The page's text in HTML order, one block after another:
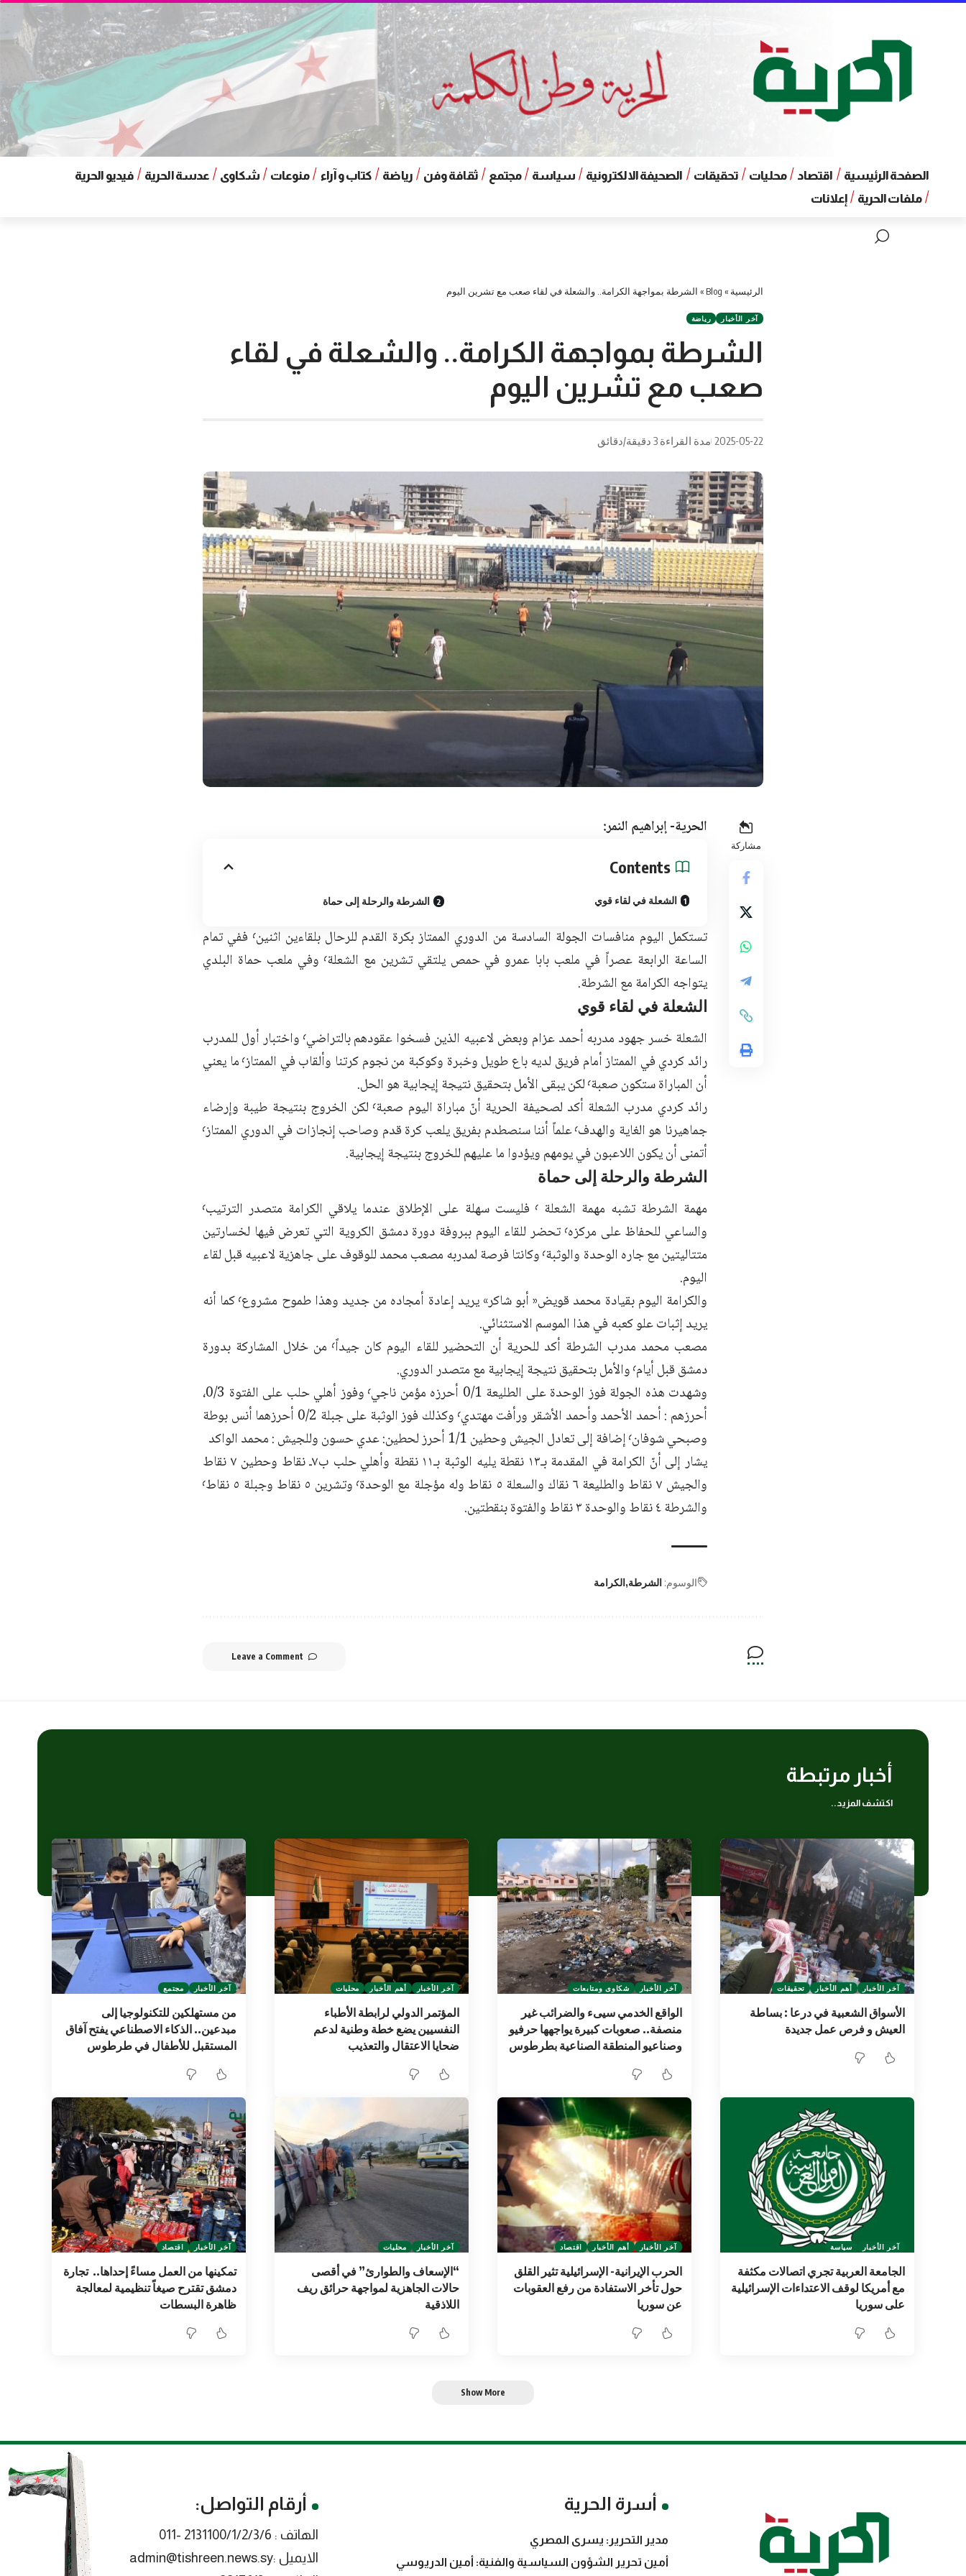
الصفحة الرئيسية اقتصاد محليات تحقيقات الصحيفة الالكترونية سياسة مجتمع ثقافة وفن رياضة كتاب و آراء منوعات شكاوى عدسة الحرية
فيديو الحرية
ملفات الحرية
إعلانات
الرئيسية »
Blog
» الشرطة بمواجهة الكرامة.. والشعلة في لقاء صعب مع تشرين اليوم
آخر الأخبار رياضة
الشرطة بمواجهة الكرامة.. والشعلة في لقاء
صعب مع تشرين اليوم
2025-05-22 مدة القراءة 3 دقيقة/دقائق
مشاركة
الحرية- إبراهيم النمر:
Contents
الشعلة في لقاء قوي الشرطة والرحلة إلى حماة
تستكمل اليوم منافسات الجولة السادسة من الدوري الممتاز بكرة القدم للرحال بلقاءين اثنين٬ ففي تمام
الساعة الرابعة عصراً في ملعب بابا عمرو في حمص يلتقي تشرين مع الشعلة٬ وفي ملعب حماة البلدي
يتواجه الكرامة مع الشرطة.
الشعلة في لقاء قوي
الشعلة خسر جهود مدربه أحمد عزام وبعض لاعبيه الذين فسخوا عقودهم بالتراضي٬ واختبار أول للمدرب
رائد كردي في الممتاز أمام فريق لديه باع طويل وخبرة وكوكبة من نجوم كرتنا وألقاب في الممتاز٬ ما يعني
أن المباراة ستكون صعبة٬ لكن يبقى الأمل بتحقيق نتيجة إيجابية هو الحل.
رائد كردي مدرب الشعلة أكد لصحيفة الحرية أنّ مباراة اليوم صعبة٬ لكن الخروج بنتيجة طيبة وإرضاء
جماهيرنا هو الغاية والهدف٬ علماً أننا سنصطدم بفريق يلعب كرة قدم وصاحب إنجازات في الدوري الممتاز٬
أتمنى أن يكون اللاعبون في يومهم ويؤدوا ما عليهم للخروج بنتيجة إيجابية.
الشرطة والرحلة إلى حماة
مهمة الشرطة تشبه مهمة الشعلة ٬ فليست سهلة على الإطلاق عندما يلاقي الكرامة متصدر الترتيب٬
والساعي للحفاظ على مركزه٬ تحضر للقاء اليوم ببروفة دورة دمشق الكروية التي تعرض فيها لخسارتين
متتاليتين مع جاره الوحدة والوثبة٬ وكانتا فرصة لمدربه مصعب محمد للوقوف على جاهزية لاعبيه قبل لقاء
اليوم.
والكرامة اليوم بقيادة محمد قويض« أبو شاكر» يريد إعادة أمجاده من جديد وهذا طموح مشروع٬ كما أنه
يريد إثبات علو كعبه في هذا الموسم الاستثنائي.
مصعب محمد مدرب الشرطة أكد للحرية أن التحضير للقاء اليوم كان جيداً٬ من خلال المشاركة بدورة
دمشق قبل أيام٬ والأمل بتحقيق نتيجة إيجابية مع متصدر الدوري.
وشهدت هذه الجولة فوز الوحدة على الطليعة 0/1 أحرزه مؤمن ناجي٬ وفوز أهلي حلب على الفتوة 0/3،
أحرزهم : أحمد الأحمد وأحمد الأشقر ورأفت مهتدي٬ وكذلك فوز الوثبة على جبلة 0/2 أحرزهما أنس بوطة
وصبحي شوفان٬ إضافة إلى تعادل الجيش وحطين 1/1 أحرز لحطين: عدي حسون وللجيش : محمد الواكد
يشار إلى أنّ الكرامة في المقدمة بـ١٣ نقطة يليه الوثبة بـ١١ نقطة وأهلي حلب ب٧ـ نقاط وحطين ٧ نقاط
والجيش ٧ نقاط والطليعة ٦ نقاك والسعلة ٥ نقاط وله مؤجلة مع الوحدة٬ وتشرين ٥ نقاط وجبلة ٥ نقاط٬
والشرطة ٤ نقاط والوحدة ٣ نقاط والفتوة بنقطتين.
الوسوم: الشرطة الكرامة
Leave a Comment
أخبار مرتبطة
اكتشف المزيد..
آخر الأخبار أهم الأخبار تحقيقات
الأسواق الشعبية في درعا : بساطة
العيش و فرص عمل جديدة
آخر الأخبار شكاوى ومتابعات
الواقع الخدمي سيىء والضرائب غير
منصفة.. صعوبات كبيرة يواجهها حرفيو
وصناعيو المنطقة الصناعية بطرطوس
آخر الأخبار أهم الأخبار محليات
المؤتمر الدولي لرابطة الأطباء
النفسيين يضع خطة وطنية لدعم
ضحايا الاعتقال والتعذيب
آخر الأخبار مجتمع
من مستهلكين للتكنولوجيا إلى
مبدعين.. الذكاء الاصطناعي يفتح آفاق
المستقبل للأطفال في طرطوس
آخر الأخبار سياسة
الجامعة العربية تجري اتصالات مكثفة
مع أمريكا لوقف الاعتداءات الإسرائيلية
على سوريا
آخر الأخبار أهم الأخبار اقتصاد
الحرب الإيرانية- الإسرائيلية تثير القلق
حول تأخر الاستفادة من رفع العقوبات
عن سوريا
آخر الأخبار محليات
“الإسعاف والطوارئ” في أقصى
حالات الجاهزية لمواجهة حرائق ريف
اللاذقية
آخر الأخبار اقتصاد
تمكينها من العمل مساءً إحداها.. تجارة
دمشق تقترح صيغاً تنظيمية لمعالجة
ظاهرة البسطات
Show More
أسرة الحرية
مدير التحرير: يسرى المصري
أمين تحرير الشؤون السياسية والفنية: أمين الدريوسي
أرقام التواصل:
الهاتف : 2131100/1/2/3/6 -011
الايميل :admin@tishreen.news.sy